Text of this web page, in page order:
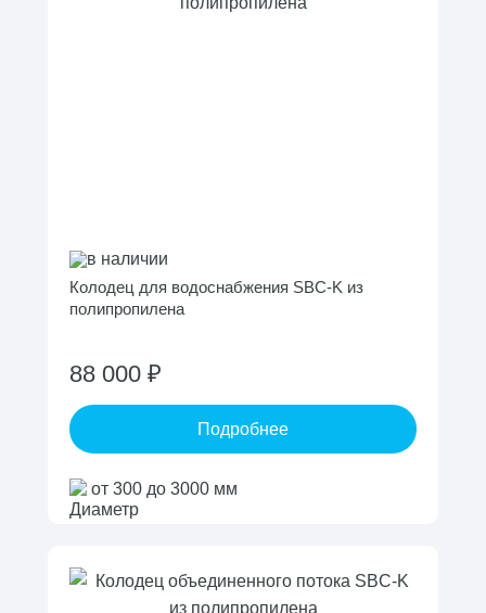
в наличии
Колодец для водоснабжения SBC-K из
полипропилена
88 000 ₽
Подробнее
от 300 до 3000 мм